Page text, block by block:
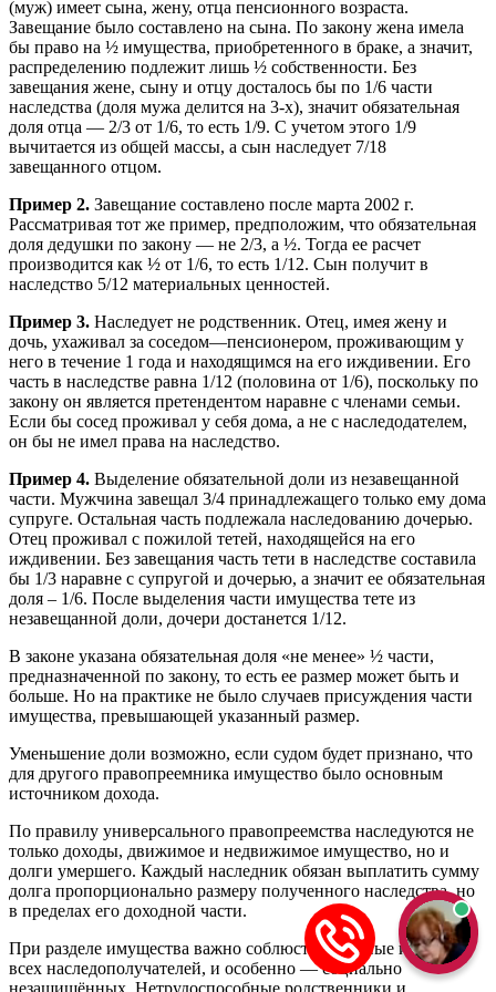
(муж) имеет сына, жену, отца пенсионного возраста.
Завещание было составлено на сына. По закону жена имела
бы право на ½ имущества, приобретенного в браке, а значит,
распределению подлежит лишь ½ собственности. Без
завещания жене, сыну и отцу досталось бы по 1/6 части
наследства (доля мужа делится на 3-х), значит обязательная
доля отца — 2/3 от 1/6, то есть 1/9. С учетом этого 1/9
вычитается из общей массы, а сын наследует 7/18
завещанного отцом.
Пример 2. Завещание составлено после марта 2002 г.
Рассматривая тот же пример, предположим, что обязательная
доля дедушки по закону — не 2/3, а ½. Тогда ее расчет
производится как ½ от 1/6, то есть 1/12. Сын получит в
наследство 5/12 материальных ценностей.
Пример 3. Наследует не родственник. Отец, имея жену и
дочь, ухаживал за соседом—пенсионером, проживающим у
него в течение 1 года и находящимся на его иждивении. Его
часть в наследстве равна 1/12 (половина от 1/6), поскольку по
закону он является претендентом наравне с членами семьи.
Если бы сосед проживал у себя дома, а не с наследодателем,
он бы не имел права на наследство.
Пример 4. Выделение обязательной доли из незавещанной
части. Мужчина завещал 3/4 принадлежащего только ему дома
супруге. Остальная часть подлежала наследованию дочерью.
Отец проживал с пожилой тетей, находящейся на его
иждивении. Без завещания часть тети в наследстве составила
бы 1/3 наравне с супругой и дочерью, а значит ее обязательная
доля – 1/6. После выделения части имущества тете из
незавещанной доли, дочери достанется 1/12.
В законе указана обязательная доля «не менее» ½ части,
предназначенной по закону, то есть ее размер может быть и
больше. Но на практике не было случаев присуждения части
имущества, превышающей указанный размер.
Уменьшение доли возможно, если судом будет признано, что
для другого правопреемника имущество было основным
источником дохода.
По правилу универсального правопреемства наследуются не
только доходы, движимое и недвижимое имущество, но и
долги умершего. Каждый наследник обязан выплатить сумму
долга пропорционально размеру полученного наследства, но
в пределах его доходной части.
При разделе имущества важно соблюсти законные интересы
всех наследополучателей, и особенно — социально
незащищённых. Нетрудоспособные родственники и